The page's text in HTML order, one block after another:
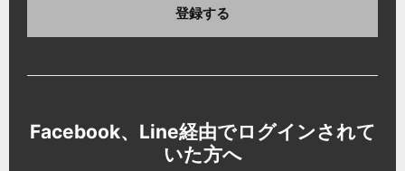
登録する
Facebook、Line経由でログインされて
いた方へ